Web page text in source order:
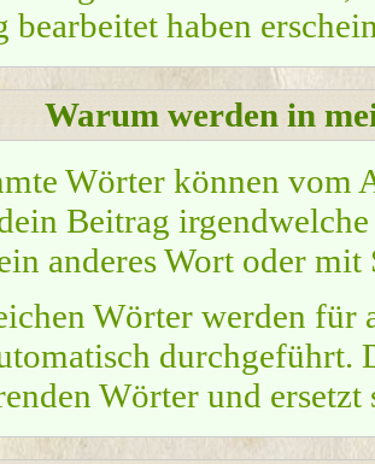
bearbeitet haben
Warum werden in
Wörter können vom
Beitrag
anderes Wort oder mit
Wörter werden für
durchgeführt.
Wörter und ersetzt